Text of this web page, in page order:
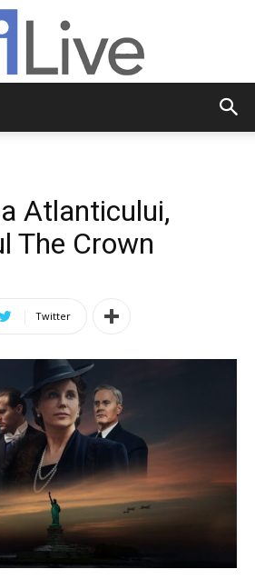
Atlanticului,
The Crown
Twitter